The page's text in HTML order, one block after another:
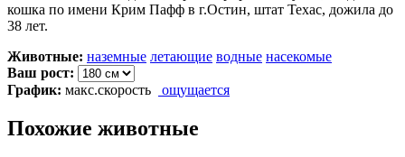
кошка по имени Крим Пафф в г.Остин, штат Техас, дожила до
38 лет.
Животные: наземные летающие водные насекомые
Ваш рост:
График: макс.скорость ощущается
Похожие животные